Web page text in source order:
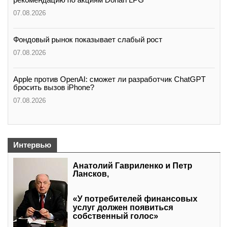
07.08.2026
Фондовый рынок показывает слабый рост
07.08.2026
Apple против OpenAI: сможет ли разработчик ChatGPT
бросить вызов iPhone?
07.08.2026
Интервью
Анатолий Гавриленко и Петр
Лансков,
«У потребителей финансовых
услуг должен появиться
собственный голос»